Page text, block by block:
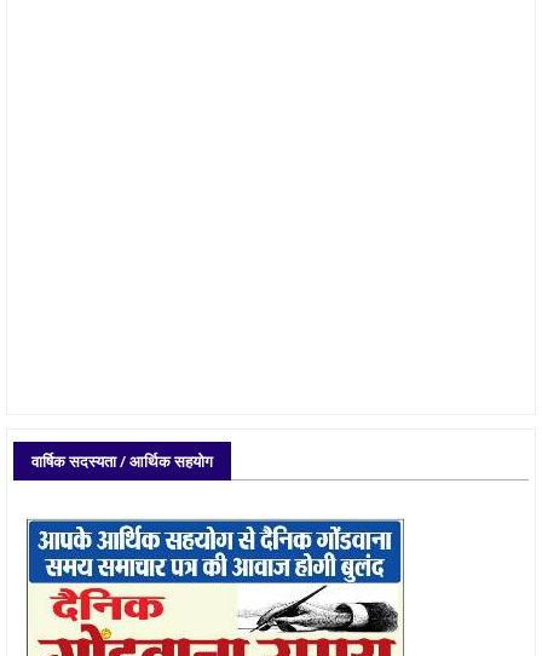
वार्षिक सदस्यता / आर्थिक सहयोग